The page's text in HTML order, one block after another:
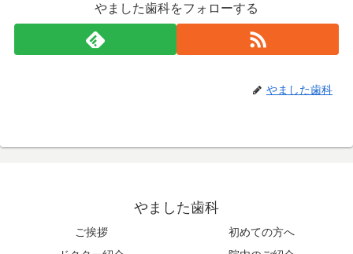
やました歯科をフォローする
やました歯科
やました歯科
ご挨拶
初めての方へ